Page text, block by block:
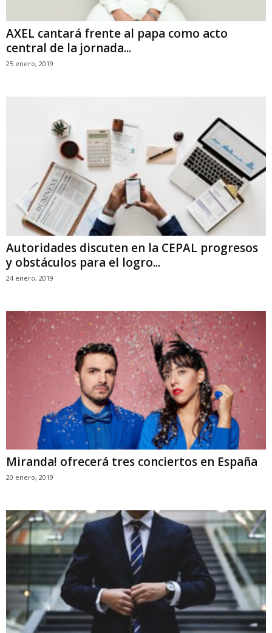
AXEL cantará frente al papa como acto
central de la jornada...
25 enero, 2019
Autoridades discuten en la CEPAL progresos
y obstáculos para el logro...
24 enero, 2019
Miranda! ofrecerá tres conciertos en España
20 enero, 2019